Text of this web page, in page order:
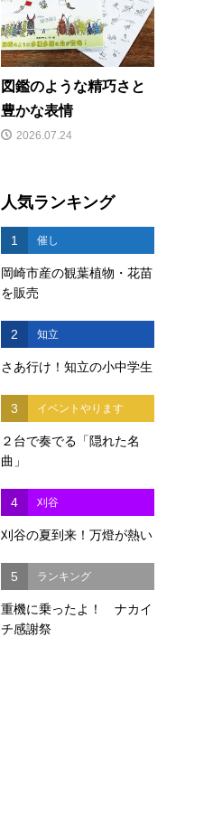
図鑑のような精巧さと
豊かな表情
2026.07.24
人気ランキング
1 催し
岡崎市産の観葉植物・花苗
を販売
2 知立
さあ行け！知立の小中学生
3 イベントやります
２台で奏でる「隠れた名
曲」
4 刈谷
刈谷の夏到来！万燈が熱い
5 ランキング
重機に乗ったよ！ ナカイ
チ感謝祭